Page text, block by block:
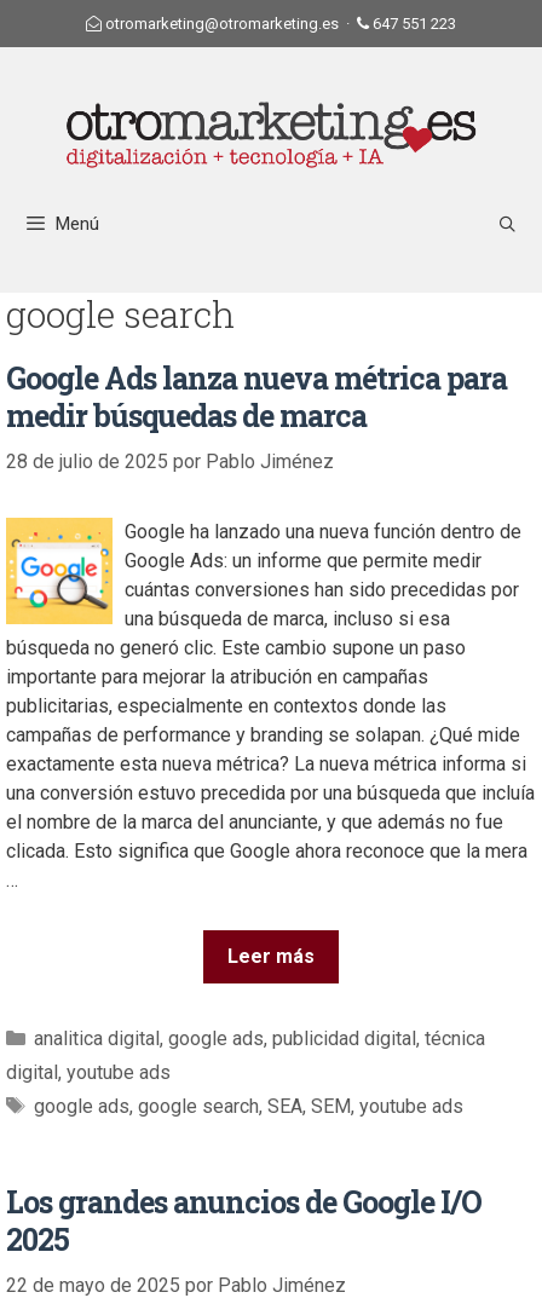
otromarketing@otromarketing.es · 647 551 223
Menú
google search
Google Ads lanza nueva métrica para
medir búsquedas de marca
28 de julio de 2025 por Pablo Jiménez
Google ha lanzado una nueva función dentro de
Google Ads: un informe que permite medir
cuántas conversiones han sido precedidas por
una búsqueda de marca, incluso si esa
búsqueda no generó clic. Este cambio supone un paso
importante para mejorar la atribución en campañas
publicitarias, especialmente en contextos donde las
campañas de performance y branding se solapan. ¿Qué mide
exactamente esta nueva métrica? La nueva métrica informa si
una conversión estuvo precedida por una búsqueda que incluía
el nombre de la marca del anunciante, y que además no fue
clicada. Esto significa que Google ahora reconoce que la mera
…
Leer más
analitica digital, google ads, publicidad digital, técnica
digital, youtube ads
google ads, google search, SEA, SEM, youtube ads
Los grandes anuncios de Google I/O
2025
22 de mayo de 2025 por Pablo Jiménez